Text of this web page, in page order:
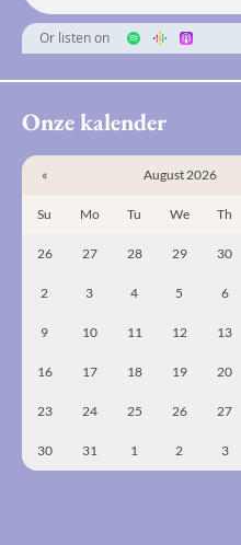
Or listen on
Onze kalender
« August 2026
Su Mo Tu We Th
26 27 28 29 30
2 3 4 5 6
9 10 11 12 13
16 17 18 19 20
23 24 25 26 27
30 31 1 2 3